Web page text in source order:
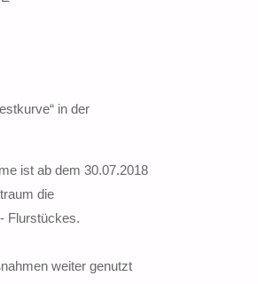
in der
ist ab dem 30.07.2018
die
Flurstückes.
weiter genutzt